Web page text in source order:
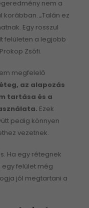
nem a
korábban. „Talán ez
Egy rosszul
felületen a legjobb
Zsófi.
megfelelő
az alapozás
tartása és a
Ezek
pedig könnyen
vezetnek.
Ha egy rétegnek
egy felület még
jól megtartani a